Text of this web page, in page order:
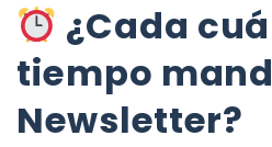
¿Cada
tiempo
Newsletter?